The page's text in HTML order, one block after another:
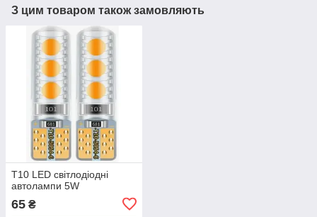
З цим товаром також замовляють
T10 LED світлодіодні
автолампи 5W
65 ₴